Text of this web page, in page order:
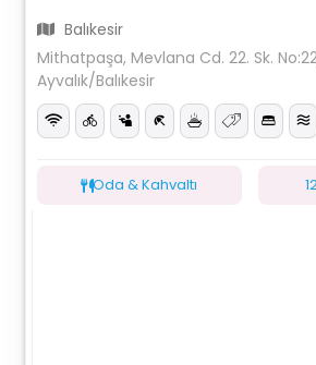
Balıkesir
Mithatpaşa, Mevlana Cd. 22. Sk.
Ayvalık/Balıkesir
Oda & Kahvaltı